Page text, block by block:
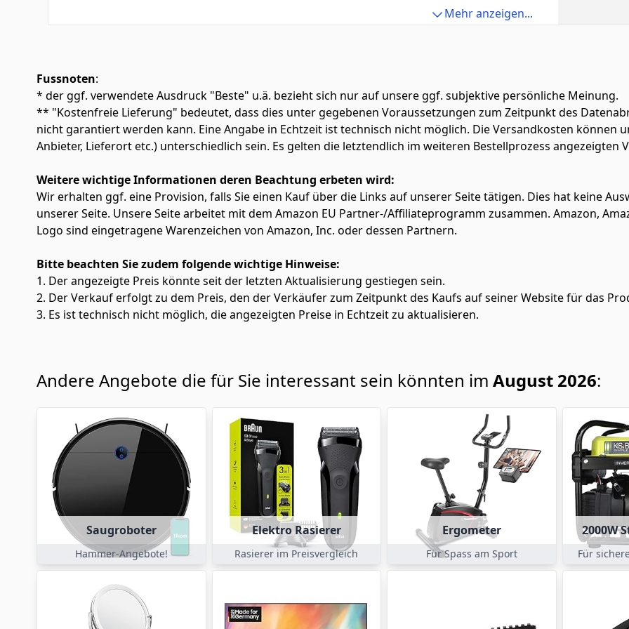
und der 2.4G-Modus können nicht gleichzeitig verwendet werden.
Ladekabel ist im Paket enthalten, bequem zum Aufladen und Tragen.
Empfänger verwenden. Der Bluetooth-Modus ist für Windows/
Android/ MAC OS System verfügbar. Bitte überprüfen Sie, ob Ihr
Licht, das eine fantastische Atmosphäre für Arbeit und Spiel schafft.
Mehr anzeigen...
Fussnoten:
* der ggf. verwendete Ausdruck "Beste" u.ä. bezieht sich nur auf unsere ggf. subjektive persönliche Meinung.
** "Kostenfreie Lieferung" bedeutet, dass dies unter gegebenen Voraussetzungen zum Zeitpunkt des
nicht garantiert werden kann. Eine Angabe in Echtzeit ist technisch nicht möglich. Die Versandkosten können
Anbieter, Lieferort etc.) unterschiedlich sein. Es gelten die letztendlich im weiteren Bestellprozess angezeigten
Weitere wichtige Informationen deren Beachtung erbeten wird:
Wir erhalten ggf. eine Provision, falls Sie einen Kauf über die Links auf unserer Seite tätigen. Dies hat keine
unserer Seite. Unsere Seite arbeitet mit dem Amazon EU Partner-/Affiliateprogramm zusammen. Amazon,
Logo sind eingetragene Warenzeichen von Amazon, Inc. oder dessen Partnern.
Bitte beachten Sie zudem folgende wichtige Hinweise:
1. Der angezeigte Preis könnte seit der letzten Aktualisierung gestiegen sein.
2. Der Verkauf erfolgt zu dem Preis, den der Verkäufer zum Zeitpunkt des Kaufs auf seiner Website für das
3. Es ist technisch nicht möglich, die angezeigten Preise in Echtzeit zu aktualisieren.
Andere Angebote die für Sie interessant sein könnten im August 2026:
Saugroboter
Hammer-Angebote!
Elektro Rasierer
Rasierer im Preisvergleich
Ergometer
Für Spass am Sport
2000W
Für